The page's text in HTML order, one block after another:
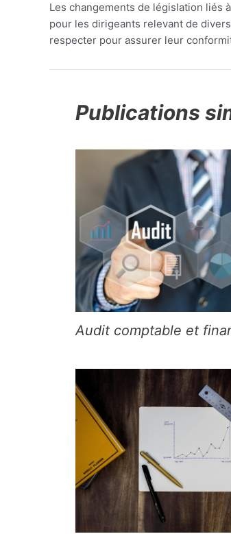
Les changements de législation liés
pour les dirigeants relevant de
respecter pour assurer leur
Publications
Audit comptable et